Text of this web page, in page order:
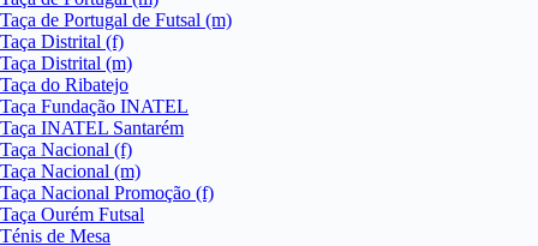
Taça de Portugal de Futsal (m)
Taça Distrital (f)
Taça Distrital (m)
Taça do Ribatejo
Taça Fundação INATEL
Taça INATEL Santarém
Taça Nacional (f)
Taça Nacional (m)
Taça Nacional Promoção (f)
Taça Ourém Futsal
Ténis de Mesa